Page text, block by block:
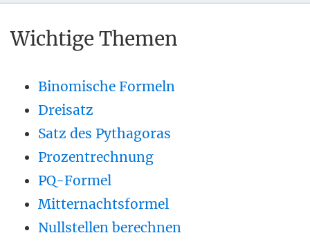
Wichtige Themen
Binomische Formeln
Dreisatz
Satz des Pythagoras
Prozentrechnung
PQ-Formel
Mitternachtsformel
Nullstellen berechnen